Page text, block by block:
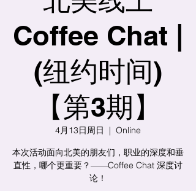
Coffee Chat |
(纽约时间)
【第3期】
4月13日周日
  |
Online
本次活动面向北美的朋友们，职业的深度和垂
直性，哪个更重要？——Coffee Chat 深度讨
论！